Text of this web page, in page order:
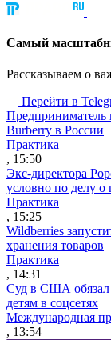
Cамый
Рассказываем о
Перейти в
Предприниматель
Burberry в России
Практика
, 15:50
Экс-директора
условно по делу
Практика
, 15:25
Wildberries
хранения товаров
Практика
, 14:31
Суд в США обязал
детям в соцсетях
Международная
, 13:54